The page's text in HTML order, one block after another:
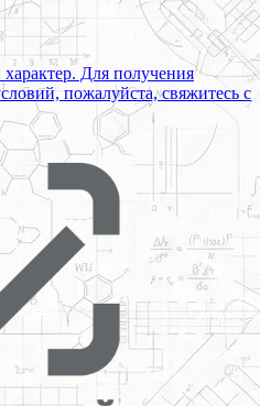
Для получения
пожалуйста, свяжитесь с